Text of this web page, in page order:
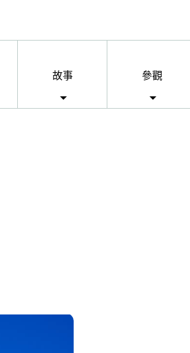
故事 參觀